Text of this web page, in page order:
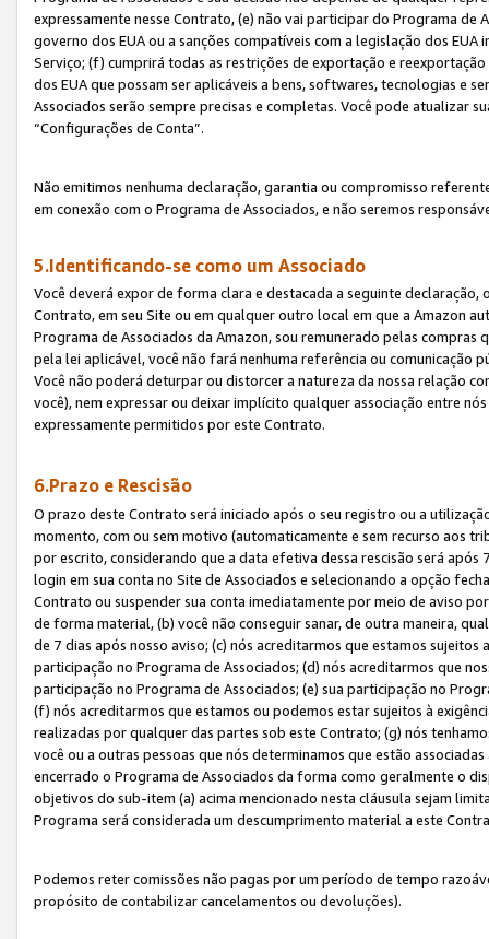
expressamente nesse Contrato, (e) não vai participar do Programa
governo dos EUA ou a sanções compatíveis com a legislação dos
Serviço; (f) cumprirá todas as restrições de exportação e
dos EUA que possam ser aplicáveis a bens, softwares, tecnologias e
Associados serão sempre precisas e completas. Você pode atualizar
“Configurações de Conta”.
Não emitimos nenhuma declaração, garantia ou compromisso
em conexão com o Programa de Associados, e não seremos
5.Identificando-se como um Associado
Você deverá expor de forma clara e destacada a seguinte
Contrato, em seu Site ou em qualquer outro local em que a Amazon
Programa de Associados da Amazon, sou remunerado pelas
pela lei aplicável, você não fará nenhuma referência ou comunicação
Você não poderá deturpar ou distorcer a natureza da nossa relação
você), nem expressar ou deixar implícito qualquer associação entre
expressamente permitidos por este Contrato.
6.Prazo e Rescisão
O prazo deste Contrato será iniciado após o seu registro ou a
momento, com ou sem motivo (automaticamente e sem recurso aos
por escrito, considerando que a data efetiva dessa rescisão será
login em sua conta no Site de Associados e selecionando a opção
Contrato ou suspender sua conta imediatamente por meio de aviso
de forma material, (b) você não conseguir sanar, de outra maneira,
de 7 dias após nosso aviso; (c) nós acreditarmos que estamos
participação no Programa de Associados; (d) nós acreditarmos que
participação no Programa de Associados; (e) sua participação no
(f) nós acreditarmos que estamos ou podemos estar sujeitos à
realizadas por qualquer das partes sob este Contrato; (g) nós
você ou a outras pessoas que nós determinamos que estão
encerrado o Programa de Associados da forma como geralmente o
objetivos do sub-item (a) acima mencionado nesta cláusula sejam
Programa será considerada um descumprimento material a este
Podemos reter comissões não pagas por um período de tempo
propósito de contabilizar cancelamentos ou devoluções).